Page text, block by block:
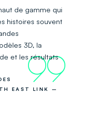
de gamme qui
histoires souvent
3D, la
et les résultats
99
EAST LINK –